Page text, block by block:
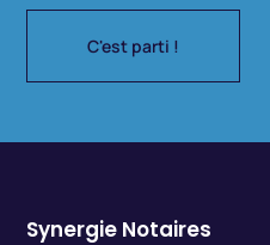
C'est parti !
Synergie Notaires